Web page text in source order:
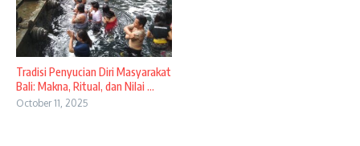
Tradisi Penyucian Diri Masyarakat
Bali: Makna, Ritual, dan Nilai ...
October 11, 2025